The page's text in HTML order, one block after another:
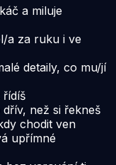
a miluje
a za ruku i ve
detaily, co mu/jí
řídíš
než si řekneš
chodit ven
upřímné